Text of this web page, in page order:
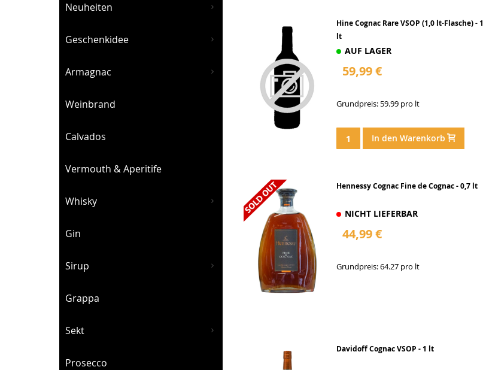
Hine Cognac Rare VSOP (1,0 lt-Flasche) - 1
lt
AUF LAGER
59,99 €
Grundpreis: 59.99 pro lt
In den Warenkorb
Hennessy Cognac Fine de Cognac - 0,7 lt
NICHT LIEFERBAR
44,99 €
Grundpreis: 64.27 pro lt
Davidoff Cognac VSOP - 1 lt
Neuheiten
Geschenkidee
Armagnac
Weinbrand
Calvados
Vermouth & Aperitife
Whisky
Gin
Sirup
Grappa
Sekt
Prosecco